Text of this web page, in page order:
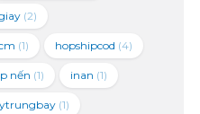
(2)
(1) hopshipcod (4)
nến (1) inan (1)
(1)